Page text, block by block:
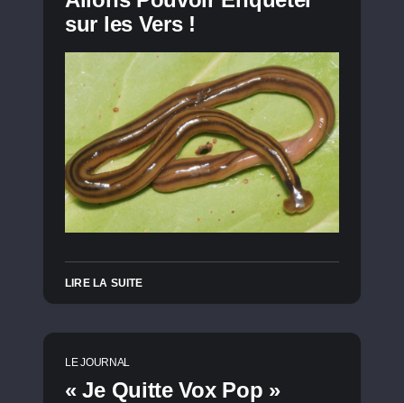
sur les Vers !
LIRE LA SUITE
LE JOURNAL
« Je Quitte Vox Pop »